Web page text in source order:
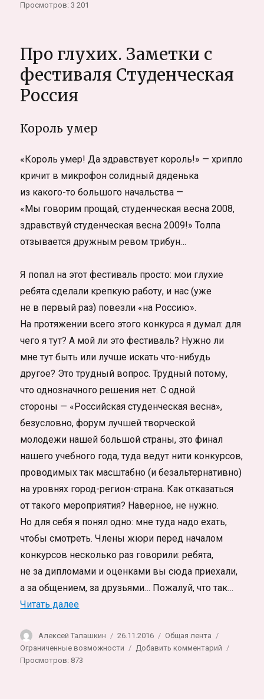
идей
Просмотров: 3 201
Про глухих. Заметки с
фестиваля Студенческая
Россия
Король умер
«Король умер! Да здравствует король!» — хрипло
кричит в микрофон солидный дяденька
из какого-то большого начальства —
«Мы говорим прощай, студенческая весна 2008,
здравствуй студенческая весна 2009!» Толпа
отзывается дружным ревом трибун…
Я попал на этот фестиваль просто: мои глухие
ребята сделали крепкую работу, и нас (уже
не в первый раз) повезли «на Россию».
На протяжении всего этого конкурса я думал: для
чего я тут? А мой ли это фестиваль? Нужно ли
мне тут быть или лучше искать что-нибудь
другое? Это трудный вопрос. Трудный потому,
что однозначного решения нет. С одной
стороны — «Российская студенческая весна»,
безусловно, форум лучшей творческой
молодежи нашей большой страны, это финал
нашего учебного года, туда ведут нити конкурсов,
проводимых так масштабно (и безальтернативно)
на уровнях город-регион-страна. Как отказаться
от такого мероприятия? Наверное, не нужно.
Но для себя я понял одно: мне туда надо ехать,
чтобы смотреть. Члены жюри перед началом
конкурсов несколько раз говорили: ребята,
не за дипломами и оценками вы сюда приехали,
а за общением, за друзьями… Пожалуй, что так…
Читать далее«Про глухих. Заметки с фестиваля
Автор
Алексей Талашкин Опубликовано
26.11.2016 Рубрики
Общая лента
Ограниченные возможности
Добавить комментарий
Просмотров: 873